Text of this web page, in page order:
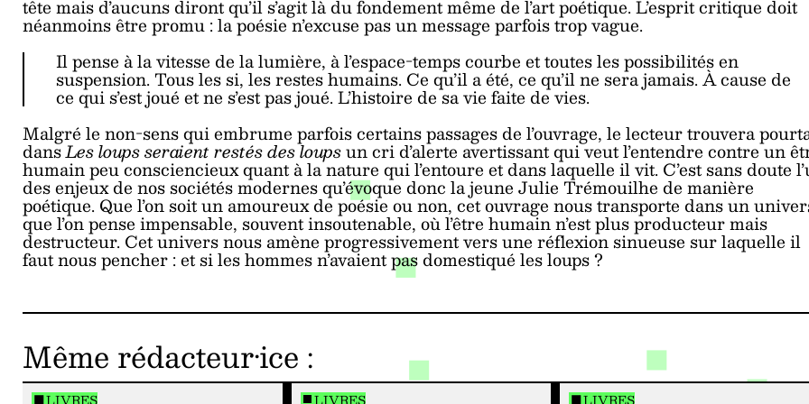
tête mais d’aucuns diront qu’il s’agit là du fondement même de l’art poétique. L’esprit critique doit
néanmoins être promu : la poésie n’excuse pas un message parfois trop vague.
Il pense à la vitesse de la lumière, à l’espace-temps courbe et toutes les possibilités en
suspension. Tous les si, les restes humains. Ce qu’il a été, ce qu’il ne sera jamais. À cause de
ce qui s’est joué et ne s’est pas joué. L’histoire de sa vie faite de vies.
Malgré le non-sens qui embrume parfois certains passages de l’ouvrage, le lecteur trouvera
dansLes loups seraient restés des loupsun cri d’alerte avertissant qui veut l’entendre contre un
humain peu consciencieux quant à la nature qui l’entoure et dans laquelle il vit. C’est sans doute
des enjeux de nos sociétés modernes qu’évoque donc la jeune Julie Trémouilhe de manière
poétique. Que l’on soit un amoureux de poésie ou non, cet ouvrage nous transporte dans un
que l’on pense impensable, souvent insoutenable, où l’être humain n’est plus producteur mais
destructeur. Cet univers nous amène progressivement vers une réflexion sinueuse sur laquelle il
faut nous pencher : et si les hommes n’avaient pas domestiqué les loups ?
Même rédacteur·ice :
LIVRES LIVRES LIVRES